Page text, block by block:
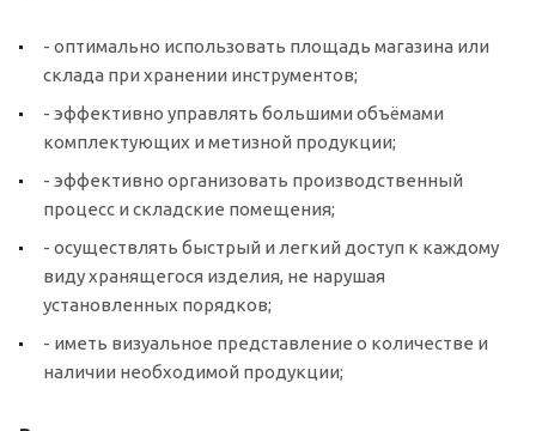
- оптимально использовать площадь магазина или
склада при хранении инструментов;
- эффективно управлять большими объёмами
комплектующих и метизной продукции;
- эффективно организовать производственный
процесс и складские помещения;
- осуществлять быстрый и легкий доступ к каждому
виду хранящегося изделия, не нарушая
установленных порядков;
- иметь визуальное представление о количестве и
наличии необходимой продукции;